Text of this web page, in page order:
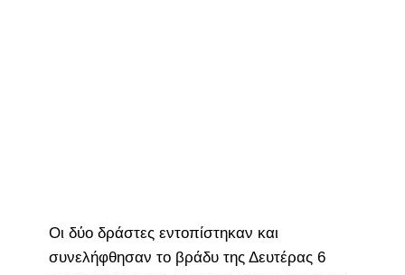
Οι δύο δράστες εντοπίστηκαν και
συνελήφθησαν το βράδυ της Δευτέρας 6